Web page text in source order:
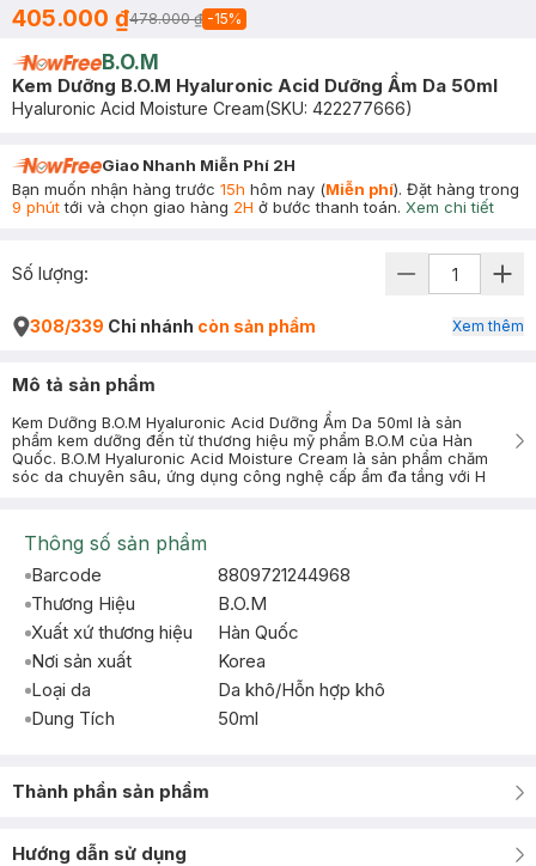
405.000 ₫478.000 ₫ -15%
B.O.M
Kem Dưỡng B.O.M Hyaluronic Acid Dưỡng Ẩm Da 50ml
Hyaluronic Acid Moisture Cream(SKU: 422277666)
Giao Nhanh Miễn Phí 2H
Bạn muốn nhận hàng trước 15h hôm nay (Miễn phí). Đặt hàng trong
9 phúttới và chọn giao hàng 2H ở bước thanh toán. Xem chi tiết
Số lượng:
308/339 Chi nhánh còn sản phẩm Xem thêm
Mô tả sản phẩm
Kem Dưỡng B.O.M Hyaluronic Acid Dưỡng Ẩm Da 50ml là sản
phẩm kem dưỡng đến từ thương hiệu mỹ phẩm B.O.M của Hàn
Quốc. B.O.M Hyaluronic Acid Moisture Cream là sản phẩm chăm
sóc da chuyên sâu, ứng dụng công nghệ cấp ẩm đa tầng với H
Thông số sản phẩm
Barcode
8809721244968
Thương Hiệu
B.O.M
Xuất xứ thương hiệu
Hàn Quốc
Nơi sản xuất
Korea
Loại da
Da khô/Hỗn hợp khô
Dung Tích
50ml
Thành phần sản phẩm
Hướng dẫn sử dụng